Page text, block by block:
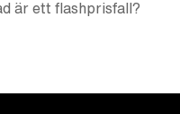
är ett flashprisfall?